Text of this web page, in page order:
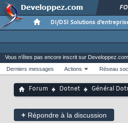
DI/DSI Solutions
Vous n'êtes pas encore inscrit sur
Derniers messages
Actions Réseau
Forum Dotnet Général
+ Répondre à la discussion